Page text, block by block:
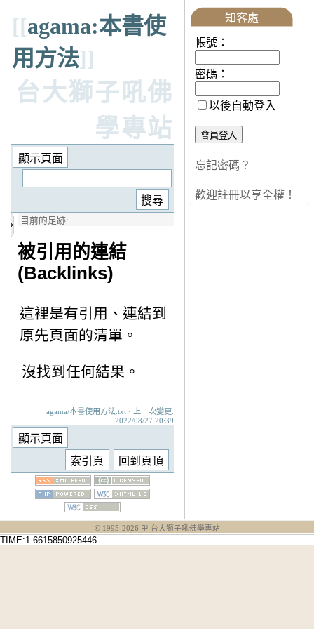
[[agama:本書使
用方法]]
台大獅子吼佛
學專站
目前的足跡:
被引用的連結
(Backlinks)
這裡是有引用、連結到
原先頁面的清單。
沒找到任何結果。
agama/本書使用方法.txt · 上一次變更:
2022/08/27 20:39
知客處
帳號：
密碼：
以後自動登入
忘記密碼？
歡迎註冊以享全權！
© 1995-2026 卍 台大獅子吼佛學專站
TIME:1.6615850925446